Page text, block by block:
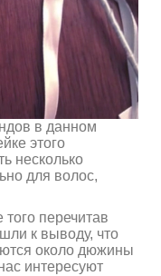
в данном
этого
несколько
для волос,
перечитав
к выводу, что
около дюжины
интересуют